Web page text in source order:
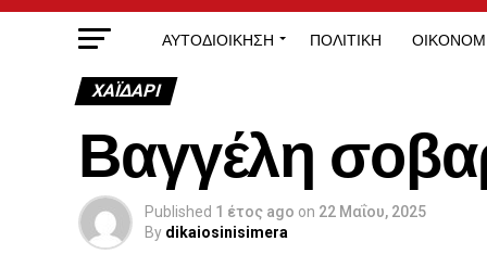
ΑΥΤΟΔΙΟΊΚΗΣΗ ΠΟΛΙΤΙΚΉ
ΧΑΪΔΑΡΙ
Βαγγέλη
Published 1 έτος ago on 22 Μαΐου, 2025
By dikaiosinisimera